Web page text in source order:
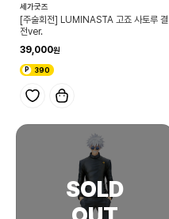
세가굿즈
[주술회전] LUMINASTA 고죠 사토루 결
전ver.
39,000
390